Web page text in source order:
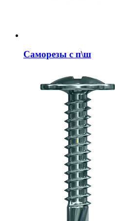
Саморезы с п\ш